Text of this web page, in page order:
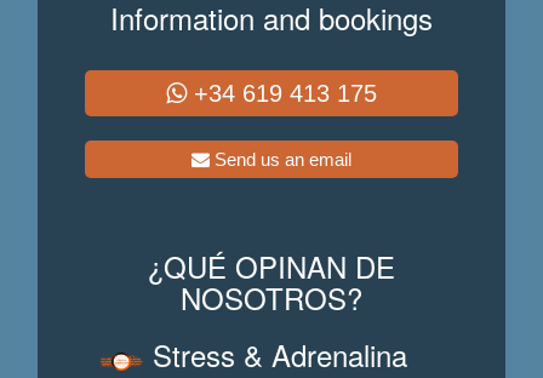
Information and bookings
+34 619 413 175
Send us an email
¿QUÉ OPINAN DE
NOSOTROS?
Stress & Adrenalina